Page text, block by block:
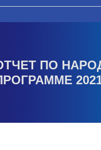
ПО